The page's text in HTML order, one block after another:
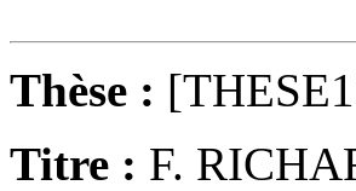
Thèse :
Titre : F.